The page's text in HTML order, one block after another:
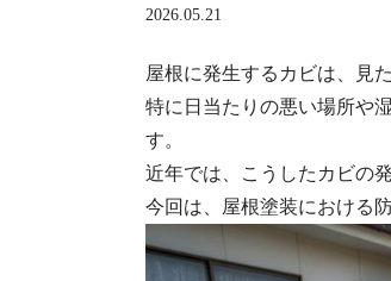
2026.05.21
屋根に発生するカビは、見
特に日当たりの悪い場所や
す。
近年では、こうしたカビの
今回は、屋根塗装における